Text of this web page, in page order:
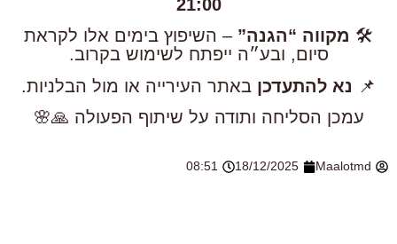
21:00
🛠️ מקווה “הגנה” – השיפוץ בימים אלו לקראת
סיום, ובע״ה ייפתח לשימוש בקרוב.
📌 נא להתעדכן באתר העירייה או מול הבלניות.
עמכן הסליחה ותודה על שיתוף הפעולה 🙏🌸
Maalotmd
18/12/2025
08:51